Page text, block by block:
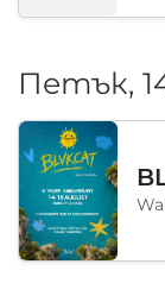
Петък,